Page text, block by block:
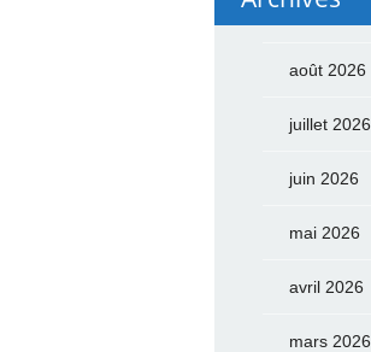
août 2026
juillet 2026
juin 2026
mai 2026
avril 2026
mars 2026